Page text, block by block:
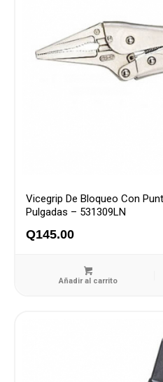
Vicegrip De Bloqueo Con
Pulgadas – 531309LN
Q145.00
Añadir al carrito